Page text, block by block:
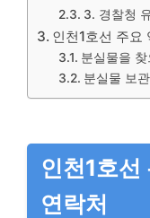
3. 경찰청
인천1호선 주요
분실물을
분실물 보
인천1호선
연락처